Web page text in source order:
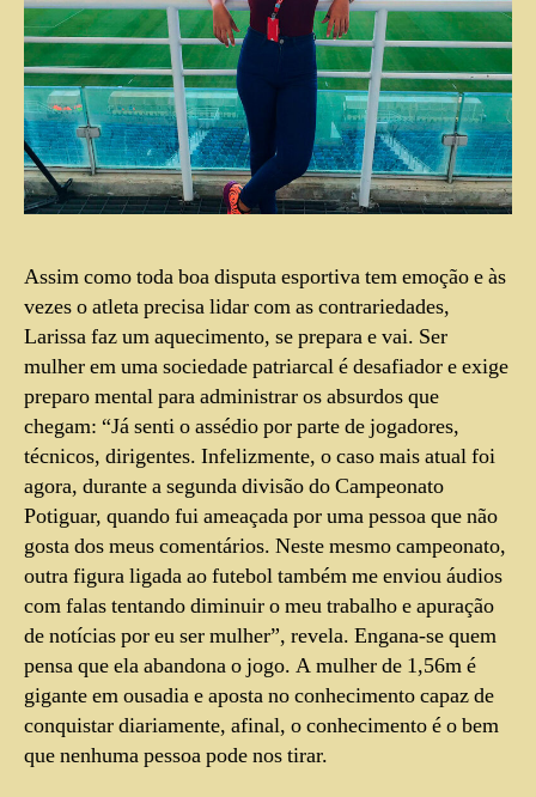
Assim como toda boa disputa esportiva tem emoção e às
vezes o atleta precisa lidar com as contrariedades,
Larissa faz um aquecimento, se prepara e vai. Ser
mulher em uma sociedade patriarcal é desafiador e exige
preparo mental para administrar os absurdos que
chegam: “Já senti o assédio por parte de jogadores,
técnicos, dirigentes. Infelizmente, o caso mais atual foi
agora, durante a segunda divisão do Campeonato
Potiguar, quando fui ameaçada por uma pessoa que não
gosta dos meus comentários. Neste mesmo campeonato,
outra figura ligada ao futebol também me enviou áudios
com falas tentando diminuir o meu trabalho e apuração
de notícias por eu ser mulher”, revela. Engana-se quem
pensa que ela abandona o jogo. A mulher de 1,56m é
gigante em ousadia e aposta no conhecimento capaz de
conquistar diariamente, afinal, o conhecimento é o bem
que nenhuma pessoa pode nos tirar.